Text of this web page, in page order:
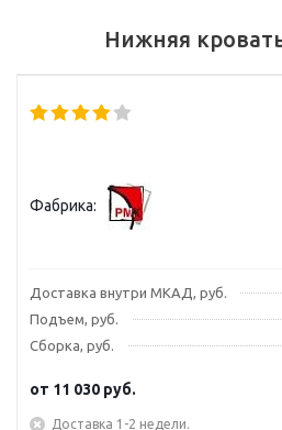
Нижняя
Фабрика:
Доставка внутри МКАД, руб.
Подъем, руб.
Сборка, руб.
от 11 030 руб.
Доставка 1-2 недели.